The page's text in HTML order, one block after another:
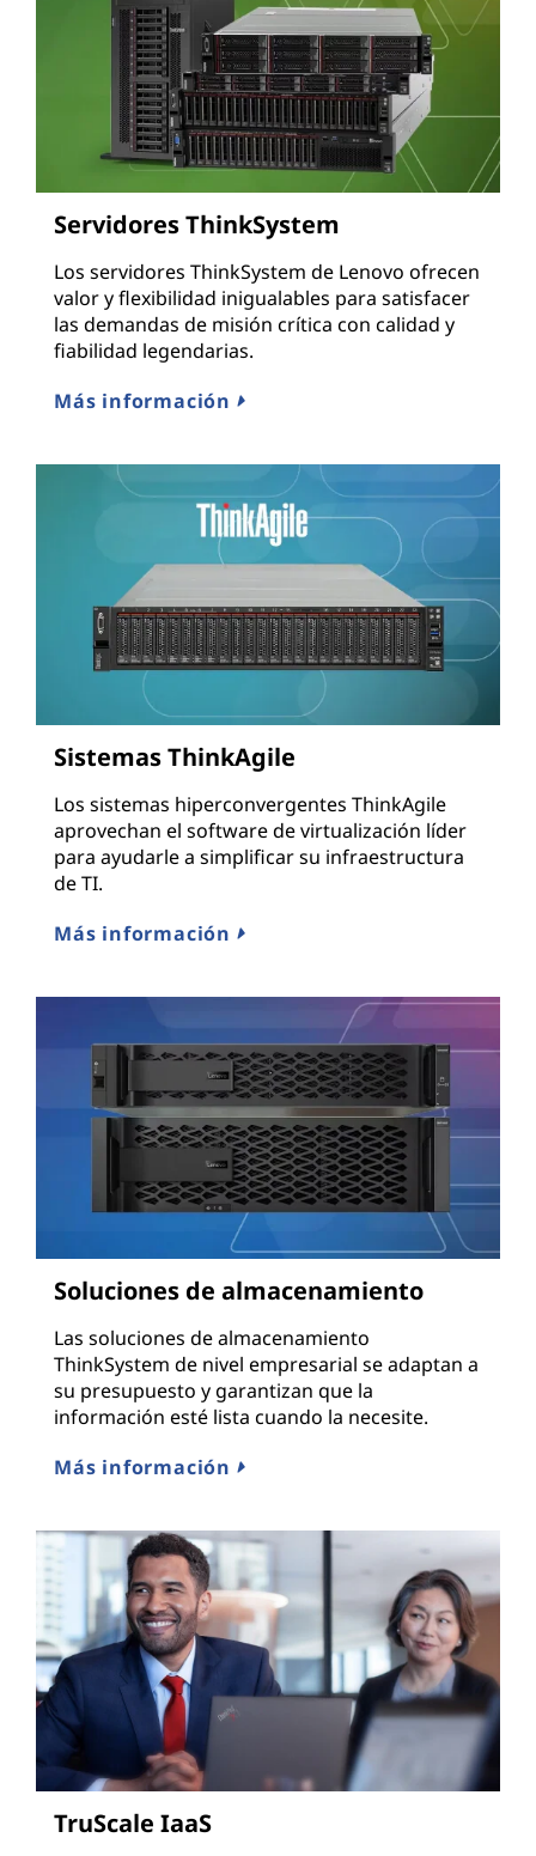
Servidores ThinkSystem
Los servidores ThinkSystem de Lenovo ofrecen
valor y flexibilidad inigualables para satisfacer
las demandas de misión crítica con calidad y
fiabilidad legendarias.
Más información
Sistemas ThinkAgile
Los sistemas hiperconvergentes ThinkAgile
aprovechan el software de virtualización líder
para ayudarle a simplificar su infraestructura
de TI.
Más información
Soluciones de almacenamiento
Las soluciones de almacenamiento
ThinkSystem de nivel empresarial se adaptan a
su presupuesto y garantizan que la
información esté lista cuando la necesite.
Más información
TruScale IaaS